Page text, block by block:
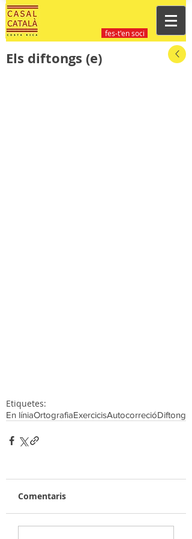
fes-t'en soci
Els diftongs (e)
Etiquetes:
En líniaOrtografiaExercicisAutocorrecióDiftong
Comentaris